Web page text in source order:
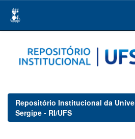
navigation
Repositório Institucional da
Sergipe - RI/UFS